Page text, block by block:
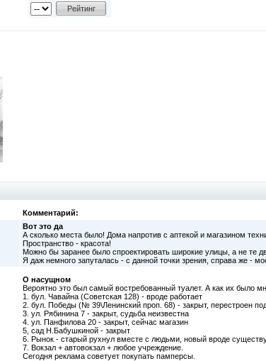
Комментарий:
Вот это да
А сколько места было! Дома напротив с аптекой и магазином
Пространство - красота!
Можно бы заранее было спроектировать широкие улицы, а не те
Я даж немного запуталась - с данной точки зрения, справа же -
О насущном
Вероятно это был самый востребованный туалет. А как их было
1. бул. Чавайна (Советская 128) - вроде работает
2. бул. Победы (№ 39\Ленинский проп. 68) - закрыт, перестроен
3. ул. Рябинина 7 - закрыт, судьба неизвестна
4. ул. Панфилова 20 - закрыт, сейчас магазин
5, сад Н.Бабушкиной - закрыт
6. Рынок - старый рухнул вместе с людьми, новый вроде
7. Вокзал + автовокзал + любое учреждение.
Сегодня реклама советует покупать памперсы.